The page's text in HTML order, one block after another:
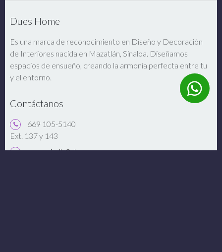
Dues Home
Es una marca de reconocimiento en Diseño y Decoración
de Interiores nacida en Mazatlán, Sinaloa. Diseñamos
espacios de ensueño, creando la armonía perfecta entre tu
y el entorno.
Contáctanos
669 105-5140
Ext. 137 y 143
gerenciadh@dues.com.mx